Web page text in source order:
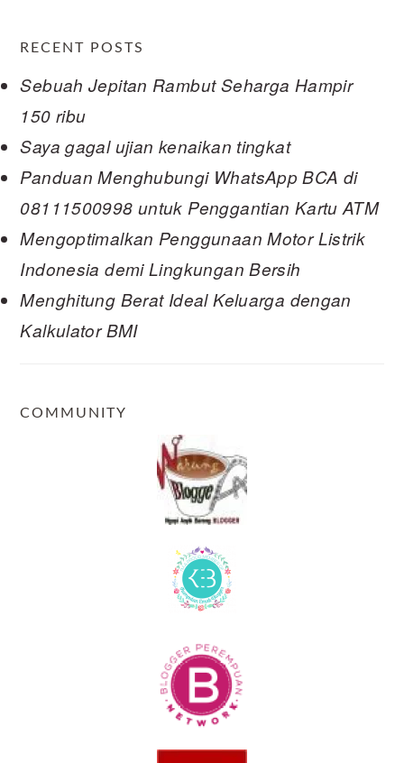
RECENT POSTS
Sebuah Jepitan Rambut Seharga Hampir
150 ribu
Saya gagal ujian kenaikan tingkat
Panduan Menghubungi WhatsApp BCA di
08111500998 untuk Penggantian Kartu ATM
Mengoptimalkan Penggunaan Motor Listrik
Indonesia demi Lingkungan Bersih
Menghitung Berat Ideal Keluarga dengan
Kalkulator BMI
COMMUNITY